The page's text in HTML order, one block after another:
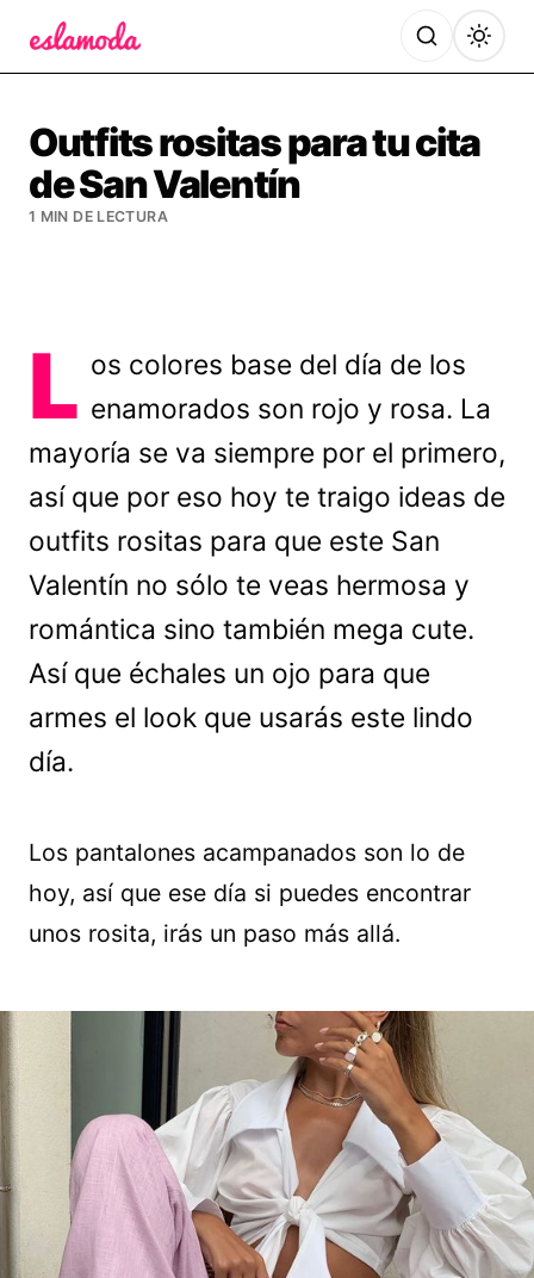
Outfits rositas para tu cita
de San Valentín
1 MIN DE LECTURA
L os colores base del día de los
enamorados son rojo y rosa. La
mayoría se va siempre por el primero,
así que por eso hoy te traigo ideas de
outfits rositas para que este San
Valentín no sólo te veas hermosa y
romántica sino también mega cute.
Así que échales un ojo para que
armes el look que usarás este lindo
día.
Los pantalones acampanados son lo de
hoy, así que ese día si puedes encontrar
unos rosita, irás un paso más allá.